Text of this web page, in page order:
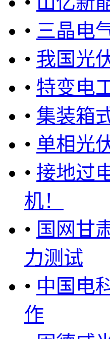
• 三晶电
• 我国光
• 特变电
• 集装箱
• 单相光
• 接地过
机！
• 国网甘
力测试
• 中国电
作